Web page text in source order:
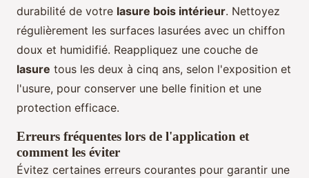
durabilité de votre lasure bois intérieur. Nettoyez
régulièrement les surfaces lasurées avec un chiffon
doux et humidifié. Reappliquez une couche de
lasure tous les deux à cinq ans, selon l'exposition et
l'usure, pour conserver une belle finition et une
protection efficace.
Erreurs fréquentes lors de l'application et
comment les éviter
Évitez certaines erreurs courantes pour garantir une